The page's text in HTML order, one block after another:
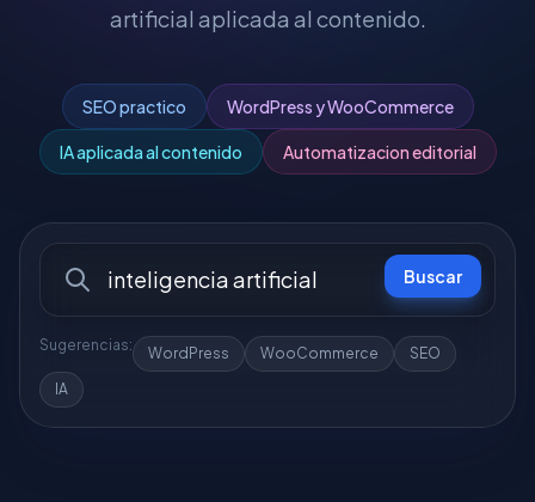
artificial aplicada al contenido.
SEO practico WordPress y WooCommerce
IA aplicada al contenido Automatizacion editorial
Buscar
Sugerencias: WordPress WooCommerce
SEO
IA